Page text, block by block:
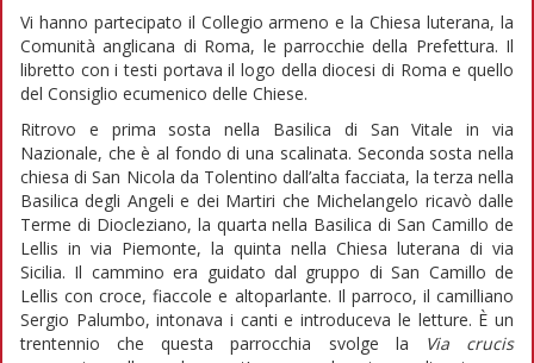
Vi hanno partecipato il Collegio armeno e la Chiesa luterana, la
Comunità anglicana di Roma, le parrocchie della Prefettura. Il
libretto con i testi portava il logo della diocesi di Roma e quello
del Consiglio ecumenico delle Chiese.
Ritrovo e prima sosta nella Basilica di San Vitale in via
Nazionale, che è al fondo di una scalinata. Seconda sosta nella
chiesa di San Nicola da Tolentino dall’alta facciata, la terza nella
Basilica degli Angeli e dei Martiri che Michelangelo ricavò dalle
Terme di Diocleziano, la quarta nella Basilica di San Camillo de
Lellis in via Piemonte, la quinta nella Chiesa luterana di via
Sicilia. Il cammino era guidato dal gruppo di San Camillo de
Lellis con croce, fiaccole e altoparlante. Il parroco, il camilliano
Sergio Palumbo, intonava i canti e introduceva le letture. È un
trentennio che questa parrocchia svolge la
Via crucis